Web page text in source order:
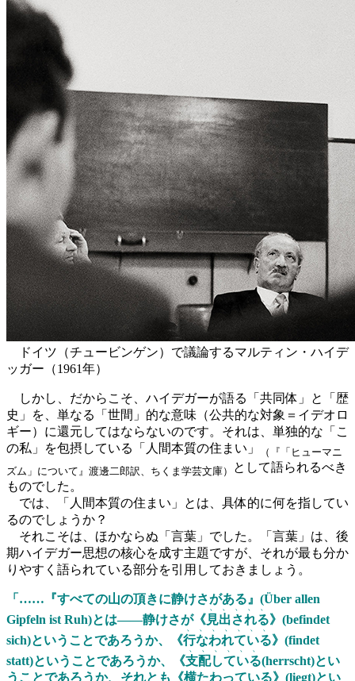
ドイツ（チュービンゲン）で議論するマルティン・ハイデ
ッガー（1961年）
しかし、だからこそ、ハイデガーが語る「共同体」と「歴
史」を、単なる「世間」的な意味（公共的な対象＝イデオロ
ギー）に還元してはならないのです。それは、単独的な「こ
の私」を包摂している「人間本質の住まい」
（『「ヒューマニ
ズム」について』渡邊二郎訳、ちくま学芸文庫）
として語られるべき
ものでした。
では、「人間本質の住まい」とは、具体的に何を指してい
るのでしょうか？
それこそは、ほかならぬ「言葉」でした。「言葉」は、後
期ハイデガー思想の核心を成す主題ですが、それが最も分か
りやすく語られている部分を引用しておきましょう。
「……『すべての山の頂きに静けさがある』(Über allen
Gipfeln ist Ruh)とは――静けさが《見
﹅
出
﹅
さ
﹅
れ
﹅
る
﹅
》(befindet
sich)ということであろうか、《行
﹅
な
﹅
わ
﹅
れ
﹅
て
﹅
い
﹅
る
﹅
》(findet
statt)ということであろうか、《支
﹅
配
﹅
し
﹅
て
﹅
い
﹅
る
﹅
(herrscht)とい
うことであろうか、それとも《横たわっている》(liegt)とい